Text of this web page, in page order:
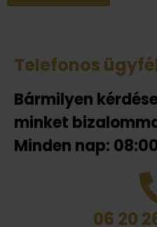
Telefonos
Bármilyen
minket
Minden nap:
06 20